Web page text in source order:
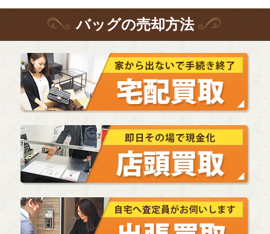
バッグの売却方法